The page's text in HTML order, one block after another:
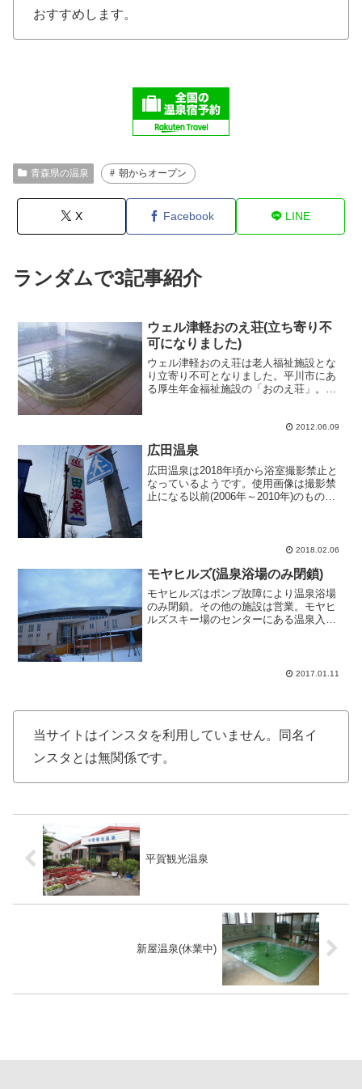
おすすめします。
青森県の温泉 朝からオープン
X Facebook LINE
ランダムで3記事紹介
ウェル津軽おのえ荘(立ち寄り不
可になりました)
ウェル津軽おのえ荘は老人福祉施設とな
り立寄り不可となりました。平川市にあ
る厚生年金福祉施設の「おのえ荘」。近
でしたが二階にある浴室は空いていまし
た。10人サイズの御影石...
2012.06.09
広田温泉
広田温泉は2018年頃から浴室撮影禁止と
なっているようです。使用画像は撮影禁
止になる以前(2006年～2010年)のもので
2018.02.06
モヤヒルズ(温泉浴場のみ閉鎖)
モヤヒルズはポンプ故障により温泉浴場
のみ閉鎖。その他の施設は営業。モヤヒ
ルズスキー場のセンターにある温泉入浴
泉だけの利用が可能です。内... 2017.01.11
当サイトはインスタを利用していません。同名イ
ンスタとは無関係です。
平賀観光温泉
新屋温泉(休業中)